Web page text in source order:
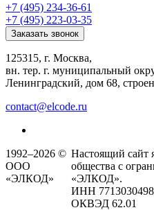
+7 (495) 234-36-61
+7 (495) 223-03-35
Заказать звонок
125315, г. Москва,
вн. тер. г. муниципальный
Ленинградский, дом 68,
contact@elcode.ru
1992–2026 ©
ООО
«ЭЛКОД»
Настоящий сайт
общества с
«ЭЛКОД».
ИНН
ОКВЭД 62.01